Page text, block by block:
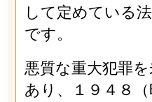
して定めている
です。
悪質な重大犯罪
あり、１９４８